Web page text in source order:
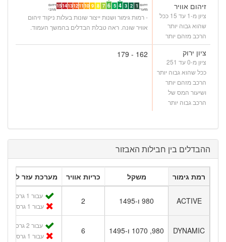
זיהום אוויר
ציון מ-1 עד 15 ככל
שהוא גבוה יותר
הרכב מזהם יותר
זיהום
מזערי 1
2
3
4
5
6
7
8
9
10
11
12
13
14
15זיהום
מרבי
- רמות גימור ושנות ייצור שונות בעלות ניקוד זיהום
אוויר שונה. ראה טבלת הבדלים בהמשך העמוד.
ציון ירוק
ציון מ-0 עד 251
ככל שהוא גבוה יותר
הרכב מזהם יותר
ושיעור המס של
הרכב גבוה יותר
162 - 179
ההבדלים בין חבילות האבזור
רמת גימור משקל כריות אוויר מערכת עזר לבלם
ACTIVE 980 ו-1495 2
עבור 1 גרסאות
עבור 1 גרסאות
DYNAMIC 980, 1070 ו-1495 6
עבור 2 גרסאות
עבור 1 גרסאות